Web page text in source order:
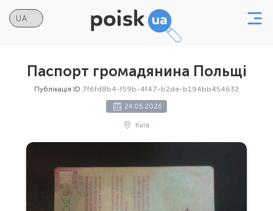
Паспорт громадянина Польщі
Публікація ID 7f6fd8b4-f59b-4f47-b2de-b194bb454632
24.05.2026
Київ